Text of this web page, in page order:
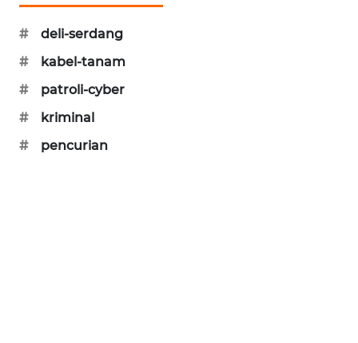
#
deli-serdang
#
kabel-tanam
#
patroli-cyber
#
kriminal
#
pencurian
FORWAMKI
FORJASIDA